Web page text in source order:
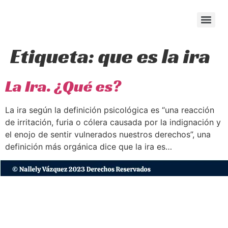
Etiqueta:que es la ira
La Ira. ¿Qué es?
La ira según la definición psicológica es “una reacción
de irritación, furia o cólera causada por la indignación y
el enojo de sentir vulnerados nuestros derechos”, una
definición más orgánica dice que la ira es…